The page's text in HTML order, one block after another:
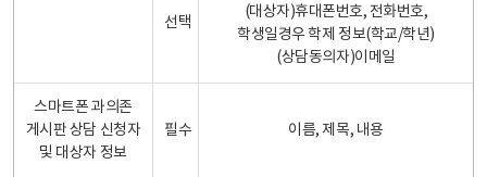
선택
(대상자)휴대폰번호, 전화번호,
학생일경우 학제 정보(학교/학년)
(상담동의자)이메일
스마트폰 과의존
게시판 상담 신청자
및 대상자 정보
필수 이름, 제목, 내용